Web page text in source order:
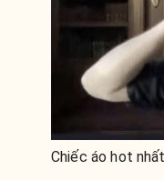
Chiếc áo hot